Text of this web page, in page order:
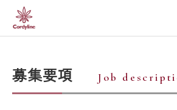
募集要項 Job